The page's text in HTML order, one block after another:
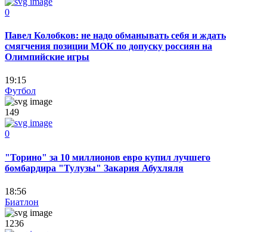
0
Павел Колобков: не надо обманывать себя и ждать
смягчения позиции МОК по допуску россиян на
Олимпийские игры
19:15
Футбол
149
0
"Торино" за 10 миллионов евро купил лучшего
бомбардира "Тулузы" Закария Абухляля
18:56
Биатлон
1236